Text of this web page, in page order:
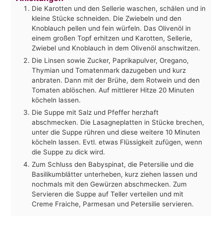
Die Karotten und den Sellerie waschen, schälen und in
kleine Stücke schneiden. Die Zwiebeln und den
Knoblauch pellen und fein würfeln. Das Olivenöl in
einem großen Topf erhitzen und Karotten, Sellerie,
Zwiebel und Knoblauch in dem Olivenöl anschwitzen.
Die Linsen sowie Zucker, Paprikapulver, Oregano,
Thymian und Tomatenmark dazugeben und kurz
anbraten. Dann mit der Brühe, dem Rotwein und den
Tomaten ablöschen. Auf mittlerer Hitze 20 Minuten
köcheln lassen.
Die Suppe mit Salz und Pfeffer herzhaft
abschmecken. Die Lasagneplatten in Stücke brechen,
unter die Suppe rühren und diese weitere 10 Minuten
köcheln lassen. Evtl. etwas Flüssigkeit zufügen, wenn
die Suppe zu dick wird.
Zum Schluss den Babyspinat, die Petersilie und die
Basilikumblätter unterheben, kurz ziehen lassen und
nochmals mit den Gewürzen abschmecken. Zum
Servieren die Suppe auf Teller verteilen und mit
Creme Fraiche, Parmesan und Petersilie servieren.